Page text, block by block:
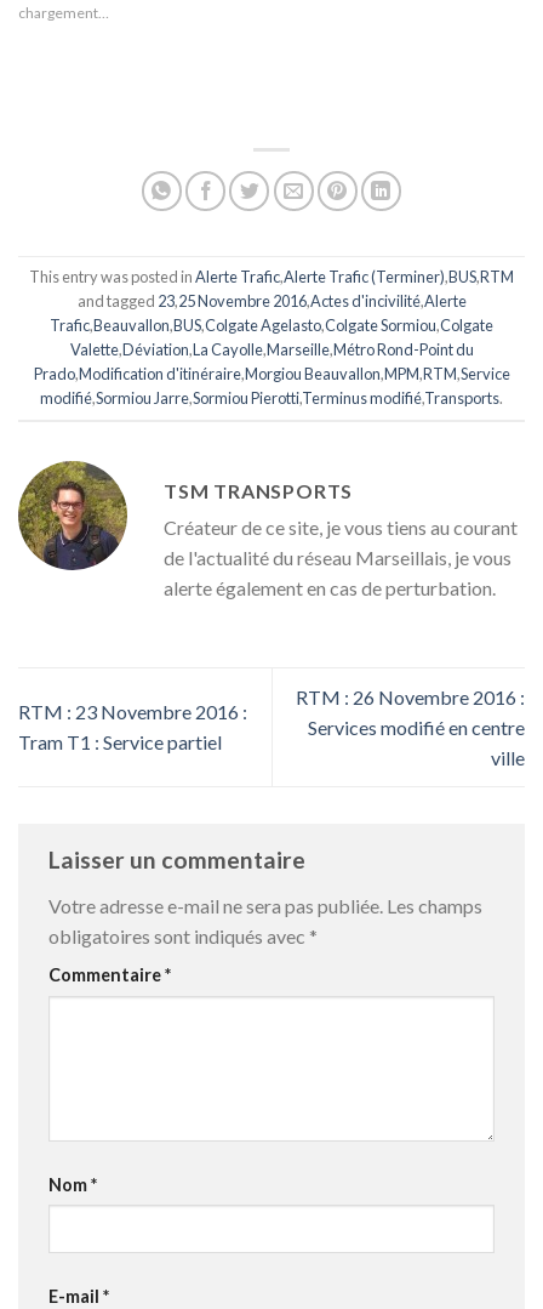
chargement…
This entry was posted inAlerte Trafic,Alerte Trafic (Terminer),BUS,RTM
and tagged 23,25 Novembre 2016,Actes d'incivilité,Alerte
Trafic,Beauvallon,BUS,Colgate Agelasto,Colgate Sormiou,Colgate
Valette,Déviation,La Cayolle,Marseille,Métro Rond-Point du
Prado,Modification d'itinéraire,Morgiou Beauvallon,MPM,RTM,Service
modifié,Sormiou Jarre,Sormiou Pierotti,Terminus modifié,Transports.
TSM TRANSPORTS
Créateur de ce site, je vous tiens au courant
de l'actualité du réseau Marseillais, je vous
alerte également en cas de perturbation.
RTM : 23 Novembre 2016 :
Tram T1 : Service partiel
RTM : 26 Novembre 2016 :
Services modifié en centre
ville
Laisser un commentaire
Votre adresse e-mail ne sera pas publiée. Les champs
obligatoires sont indiqués avec *
Commentaire*
Nom*
E-mail *